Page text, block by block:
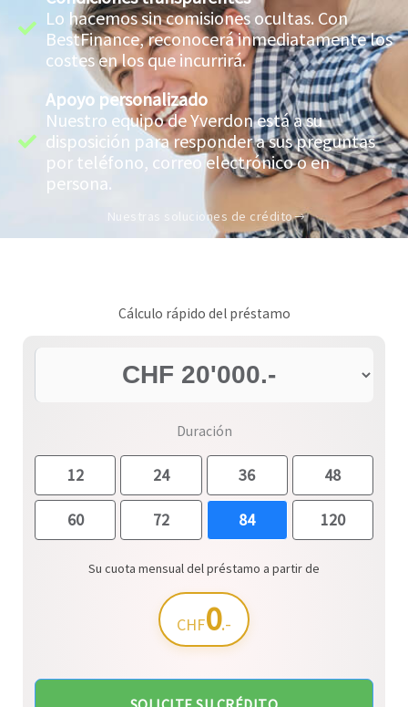
Lo hacemos sin comisiones ocultas. Con
BestFinance, reconocerá inmediatamente los
costes en los que incurrirá.
Apoyo personalizado
Nuestro equipo de Yverdon está a su
disposición para responder a sus preguntas
por teléfono, correo electrónico o en
persona.
Nuestras soluciones de crédito
Cálculo rápido del préstamo
Duración
12 24 36 48
60 72 84 120
Su cuota mensual del préstamo a partir de
CHF0.-